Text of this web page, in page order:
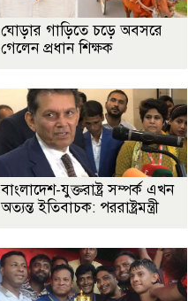
ঘোড়ার গাড়িতে চড়ে অবসরে
গেলেন প্রধান শিক্ষক
বাংলাদেশ-যুক্তরাষ্ট্র সম্পর্ক এখন
অত্যন্ত ইতিবাচক: পররাষ্ট্রমন্ত্রী